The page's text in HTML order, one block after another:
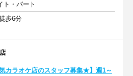
ト・パート
歩6分
気カラオケ店のスタッフ募集★】週1～